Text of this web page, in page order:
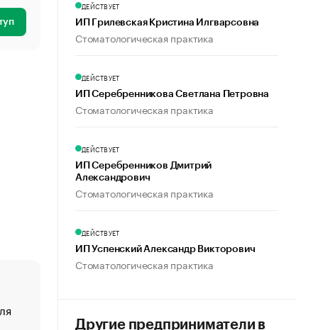
создавшей GTA
ДЕЙСТВУЕТ
ИП Грилевская Кристина Илгварсовна
Стоматологическая практика
ДЕЙСТВУЕТ
ИП Серебренникова Светлана Петровна
Стоматологическая практика
ДЕЙСТВУЕТ
ИП Серебренников Дмитрий
Александрович
Стоматологическая практика
ДЕЙСТВУЕТ
ИП Успенский Александр Викторович
Стоматологическая практика
Другие предприниматели в